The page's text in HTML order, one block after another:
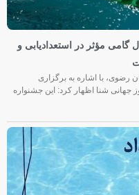
جشنواره شنای زیر ۱۰ سال گامی مؤثر در استعدادیابی و
با اشاره به برگزاری
به مناسبت روز جهانی شنا اظهار کرد: این جشنواره